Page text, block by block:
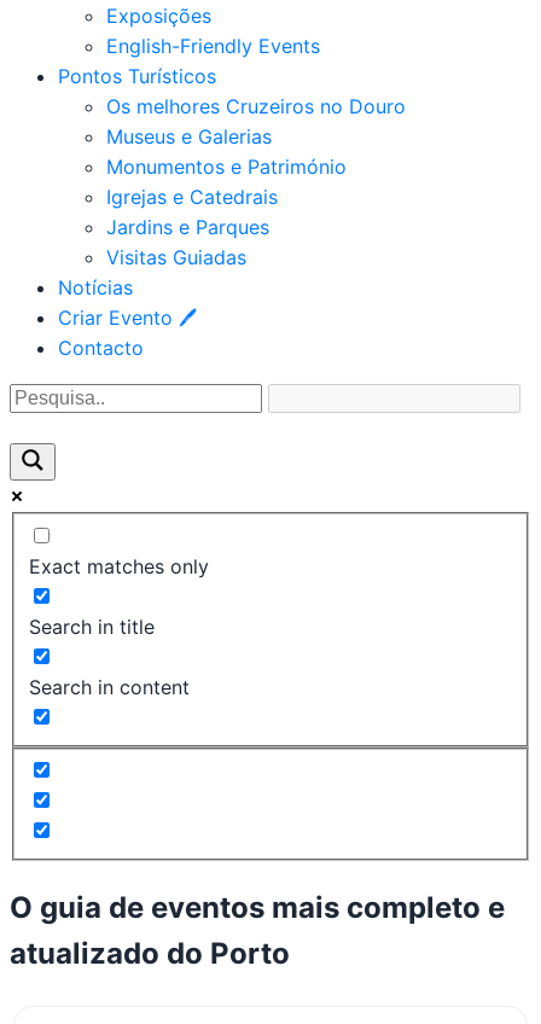
Exposições
English-Friendly Events
Pontos Turísticos
Os melhores Cruzeiros no Douro​
Museus e Galerias
Monumentos e Património
Igrejas e Catedrais
Jardins e Parques
Visitas Guiadas
Notícias
Criar Evento 🖊
Contacto
Exact matches only
Search in title
Search in content
O guia de eventos mais completo e
atualizado do Porto